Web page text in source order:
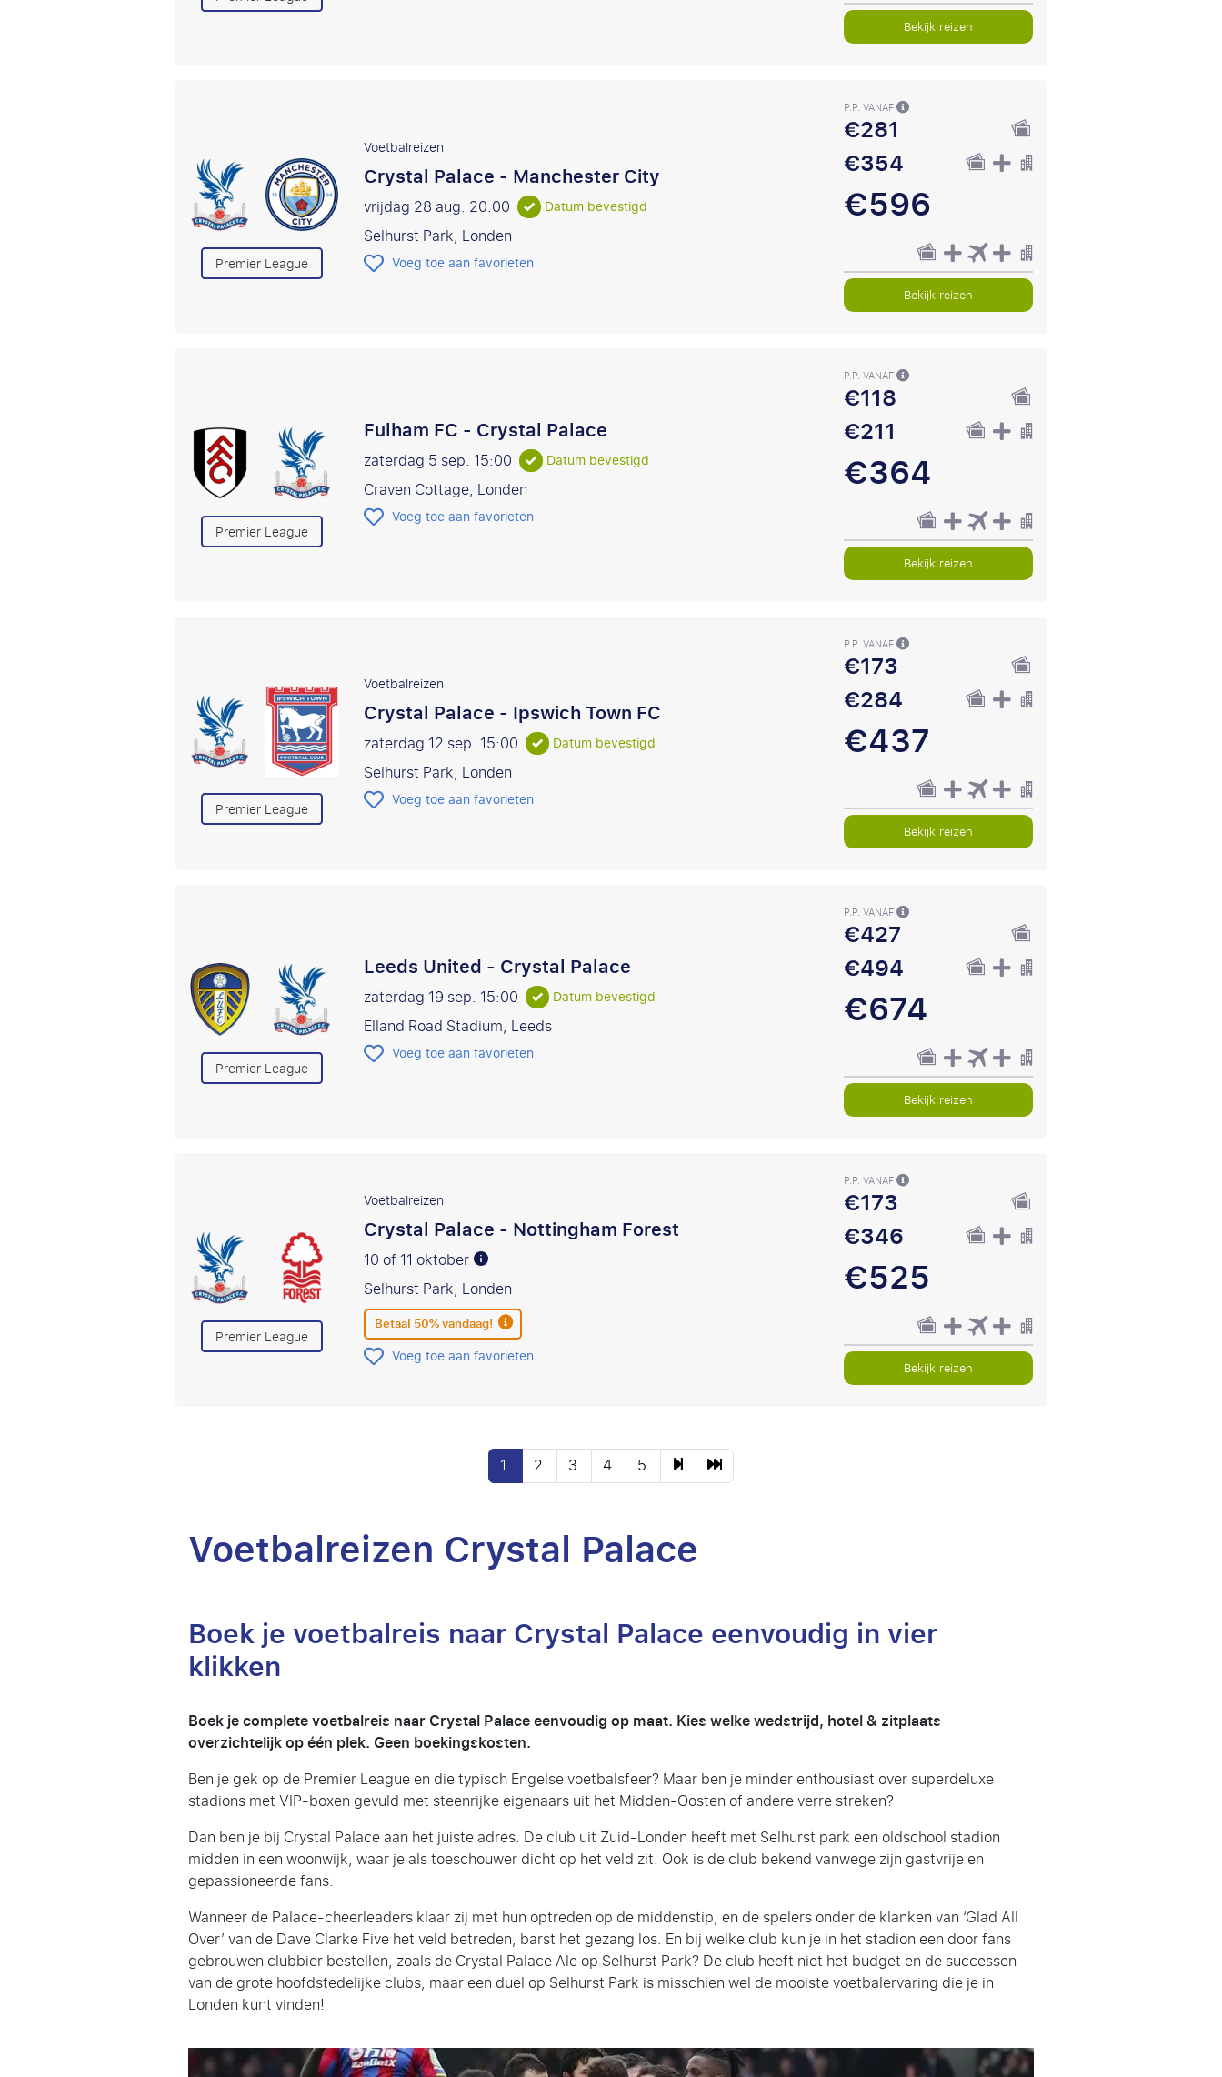
Bekijk reizen
Premier League
Voetbalreizen
Crystal Palace - Manchester City
vrijdag 28 aug. 20:00 Datum bevestigd
Selhurst Park, Londen
Voeg toe aan favorieten
P.P. VANAF
€281
€354
€596
Bekijk reizen
Premier League
Fulham FC - Crystal Palace
zaterdag 5 sep. 15:00 Datum bevestigd
Craven Cottage, Londen
Voeg toe aan favorieten
P.P. VANAF
€118
€211
€364
Bekijk reizen
Premier League
Voetbalreizen
Crystal Palace - Ipswich Town FC
zaterdag 12 sep. 15:00 Datum bevestigd
Selhurst Park, Londen
Voeg toe aan favorieten
P.P. VANAF
€173
€284
€437
Bekijk reizen
Premier League
Leeds United - Crystal Palace
zaterdag 19 sep. 15:00 Datum bevestigd
Elland Road Stadium, Leeds
Voeg toe aan favorieten
P.P. VANAF
€427
€494
€674
Bekijk reizen
Premier League
Voetbalreizen
Crystal Palace - Nottingham Forest
10 of 11 oktober
Selhurst Park, Londen
Betaal 50% vandaag!
Voeg toe aan favorieten
P.P. VANAF
€173
€346
€525
Bekijk reizen
1 2 3 4 5
Voetbalreizen Crystal Palace
Boek je voetbalreis naar Crystal Palace eenvoudig in vier
klikken
Boek je complete voetbalreis naar Crystal Palace eenvoudig op maat. Kies welke wedstrijd, hotel & zitplaats
overzichtelijk op één plek. Geen boekingskosten.
Ben je gek op de Premier League en die typisch Engelse voetbalsfeer? Maar ben je minder enthousiast over superdeluxe
stadions met VIP-boxen gevuld met steenrijke eigenaars uit het Midden-Oosten of andere verre streken?
Dan ben je bij Crystal Palace aan het juiste adres. De club uit Zuid-Londen heeft met Selhurst park een oldschool stadion
midden in een woonwijk, waar je als toeschouwer dicht op het veld zit. Ook is de club bekend vanwege zijn gastvrije en
gepassioneerde fans.
Wanneer de Palace-cheerleaders klaar zij met hun optreden op de middenstip, en de spelers onder de klanken van ‘Glad All
Over’ van de Dave Clarke Five het veld betreden, barst het gezang los. En bij welke club kun je in het stadion een door fans
gebrouwen clubbier bestellen, zoals de Crystal Palace Ale op Selhurst Park? De club heeft niet het budget en de successen
van de grote hoofdstedelijke clubs, maar een duel op Selhurst Park is misschien wel de mooiste voetbalervaring die je in
Londen kunt vinden!